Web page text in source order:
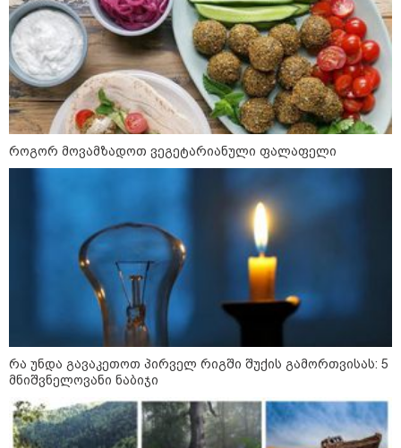
"მეც ერთ-ერთი მათგანი ვიყავი, ვინც
ლიფტში გაიჭედა" - ლევან მახაშვილი
09:35 / 07-08-2026
"საქართველო გადავარჩინეთ,
რადგან რუსეთმა ვერ მიაღწია
ვერცერთ სტრატეგიულ მიზანს" -
რას წერს სააკაშვილი აგვისტოს
ომზე
09:00 / 07-08-2026
18 წელი აგვისტოს ომიდან -
როგორ მოვამზადოთ ვეგეტარიანული ფალაფელი
რა უნდა გავაკეთოთ პირველ რიგში შუქის გამორთვისას: 5
მნიშვნელოვანი ნაბიჯი